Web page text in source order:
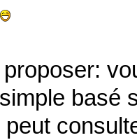
basé